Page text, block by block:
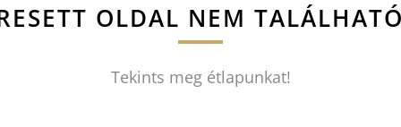
OLDAL NEM
Tekints meg étlapunkat!